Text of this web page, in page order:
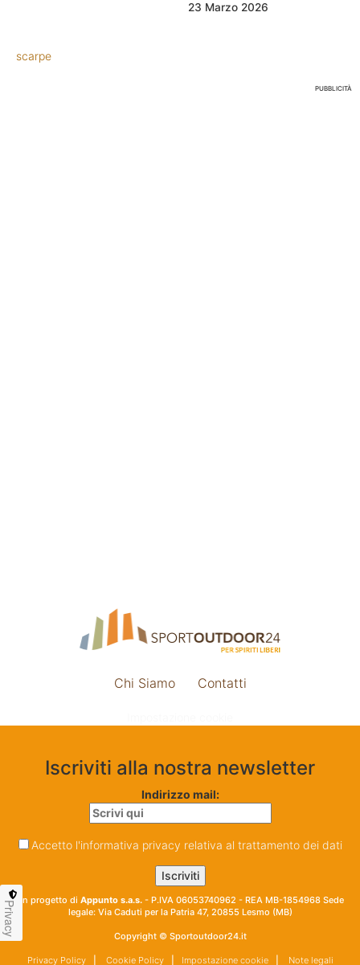
23 Marzo 2026
scarpe
PUBBLICITÀ
Chi Siamo Contatti
Iscriviti alla nostra newsletter
Indirizzo mail:
Accetto l'informativa privacy relativa al trattamento dei dati
Un progetto di Appunto s.a.s. - P.IVA 06053740962 - REA MB-1854968 Sede
legale: Via Caduti per la Patria 47, 20855 Lesmo (MB)
Copyright © Sportoutdoor24.it
Privacy Policy| Cookie Policy| Impostazione cookie| Note legali
Privacy